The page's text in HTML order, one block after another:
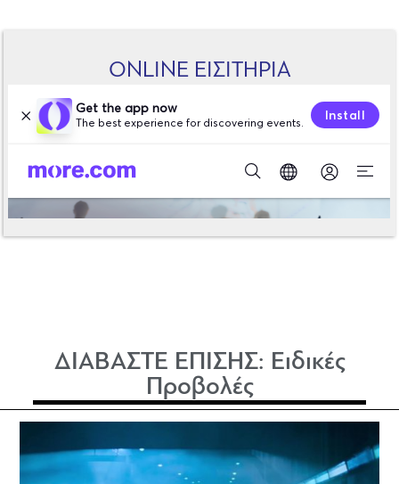
ONLINE ΕΙΣΙΤΗΡΙΑ
ΔΙΑΒΑΣΤΕ ΕΠΙΣΗΣ: Ειδικές
Προβολές